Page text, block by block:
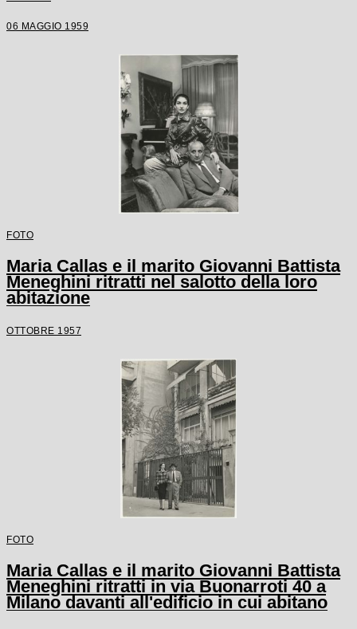
06 MAGGIO 1959
FOTO
Maria Callas e il marito Giovanni Battista
Meneghini ritratti nel salotto della loro
abitazione
OTTOBRE 1957
FOTO
Maria Callas e il marito Giovanni Battista
Meneghini ritratti in via Buonarroti 40 a
Milano davanti all'edificio in cui abitano